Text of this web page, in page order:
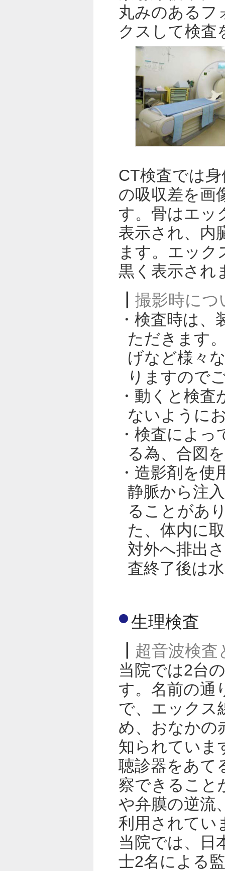
丸みのあるフ
クスして検査
CT検査では
の吸収差を画
す。骨はエッ
表示され、内
ます。エック
黒く表示され
撮影時につ
・検査時は
ただきます
げなど様々
りますので
・動くと検
ないように
・検査によ
る為、合図
・造影剤を
静脈から注
ることがあ
た、体内に
対外へ排出
査終了後は
生理検査
超音波検査
当院では2台
す。名前の通
で、エックス
め、おなかの
知られていま
聴診器をあて
察できること
や弁膜の逆流
利用されてい
当院では、日
士2名による